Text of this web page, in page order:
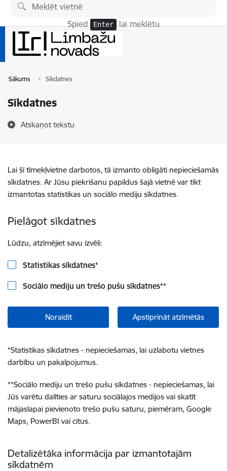
Pāriet uz lapas saturu
Spied Enter lai meklētu
Sākums Sīkdatnes
Sīkdatnes
Atskaņot tekstu
Lai šī tīmekļvietne darbotos, tā izmanto obligāti nepieciešamās
sīkdatnes. Ar Jūsu piekrišanu papildus šajā vietnē var tikt
izmantotas statistikas un sociālo mediju sīkdatnes.
Pielāgot sīkdatnes
Lūdzu, atzīmējiet savu izvēli:
Statistikas sīkdatnes*
Sociālo mediju un trešo pušu sīkdatnes**
Noraidīt Apstiprināt atzīmētās
*Statistikas sīkdatnes - nepieciešamas, lai uzlabotu vietnes
darbību un pakalpojumus.
**Sociālo mediju un trešo pušu sīkdatnes - nepieciešamas, lai
Jūs varētu dalīties ar saturu sociālajos medijos vai skatīt
mājaslapai pievienoto trešo pušu saturu, piemēram, Google
Maps, PowerBI vai citus.
Detalizētāka informācija par izmantotajām
sīkdatnēm